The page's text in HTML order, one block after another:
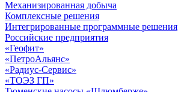
Механизированная добыча
Комплексные решения
Интегрированные программные решения
Российские предприятия
«Геофит»
«ПетроАльянс»
«Радиус-Сервис»
«ТОЭЗ ГП»